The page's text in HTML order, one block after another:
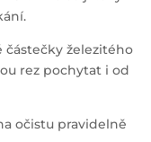
částečky železitého
rez pochytat i od
očistu pravidelně